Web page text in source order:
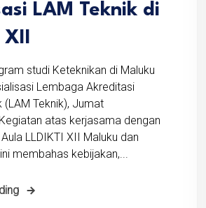
LAM Teknik di
XII
studi Keteknikan di Maluku
Lembaga Akreditasi
(LAM Teknik), Jumat
atas kerjasama dengan
LLDIKTI XII Maluku dan
membahas kebijakan,...